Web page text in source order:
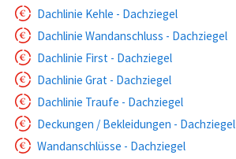
Dachlinie Kehle - Dachziegel
Dachlinie Wandanschluss - Dachziegel
Dachlinie First - Dachziegel
Dachlinie Grat - Dachziegel
Dachlinie Traufe - Dachziegel
Deckungen / Bekleidungen - Dachziegel
Wandanschlüsse - Dachziegel